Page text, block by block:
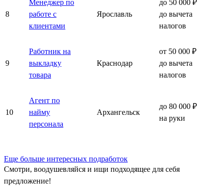
8
Менеджер по
работе с
клиентами
Ярославль
до 50 000 ₽
до вычета
налогов
9
Работник на
выкладку
товара
Краснодар
от 50 000 ₽
до вычета
налогов
10
Агент по
найму
персонала
Архангельск
до 80 000 ₽
на руки
Еще больше интересных подработок
Смотри, воодушевляйся и ищи подходящее для себя
предложение!